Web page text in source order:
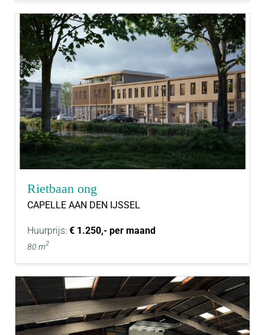
Rietbaan ong
CAPELLE AAN DEN IJSSEL
Huurprijs: € 1.250,- per maand
80 m2